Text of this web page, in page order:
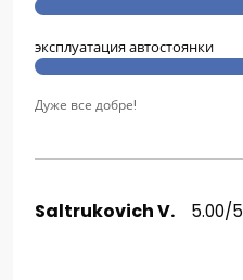
эксплуатация автостоянки
Дуже все добре!
Saltrukovich V. 5.00/5